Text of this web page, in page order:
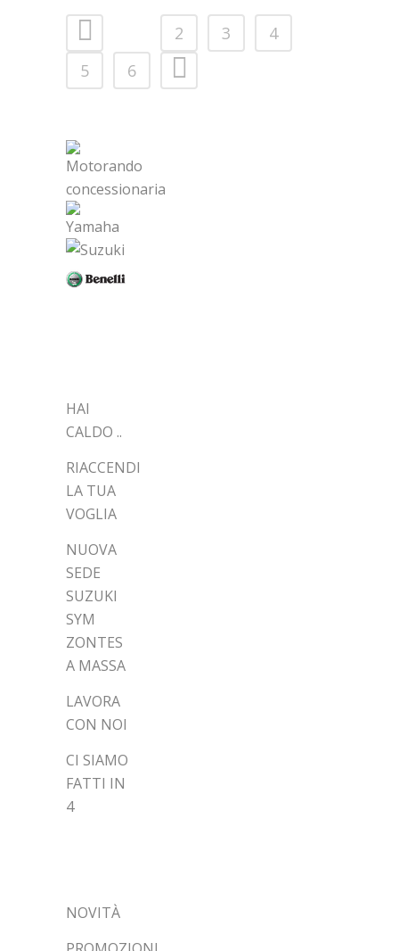
2 3
4
5
6
HAI
CALDO ..
RIACCENDI
LA TUA
VOGLIA
NUOVA
SEDE
SUZUKI
SYM
ZONTES
A MASSA
LAVORA
CON NOI
CI SIAMO
FATTI IN
4
NOVITÀ